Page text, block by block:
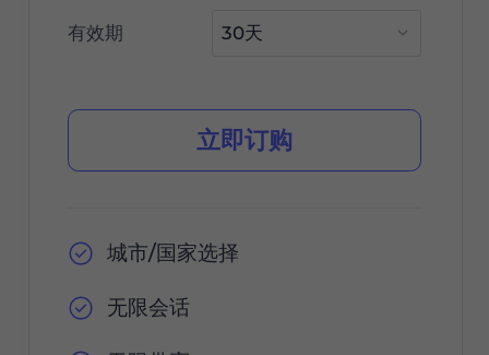
有效期
立即订购
城市/国家选择
无限会话